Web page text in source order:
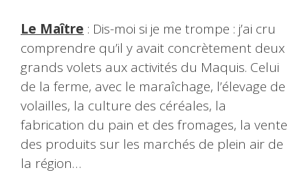
Le Maître : Dis-moi si je me trompe : j’ai cru
comprendre qu’il y avait concrètement deux
grands volets aux activités du Maquis. Celui
de la ferme, avec le maraîchage, l’élevage de
volailles, la culture des céréales, la
fabrication du pain et des fromages, la vente
des produits sur les marchés de plein air de
la région…